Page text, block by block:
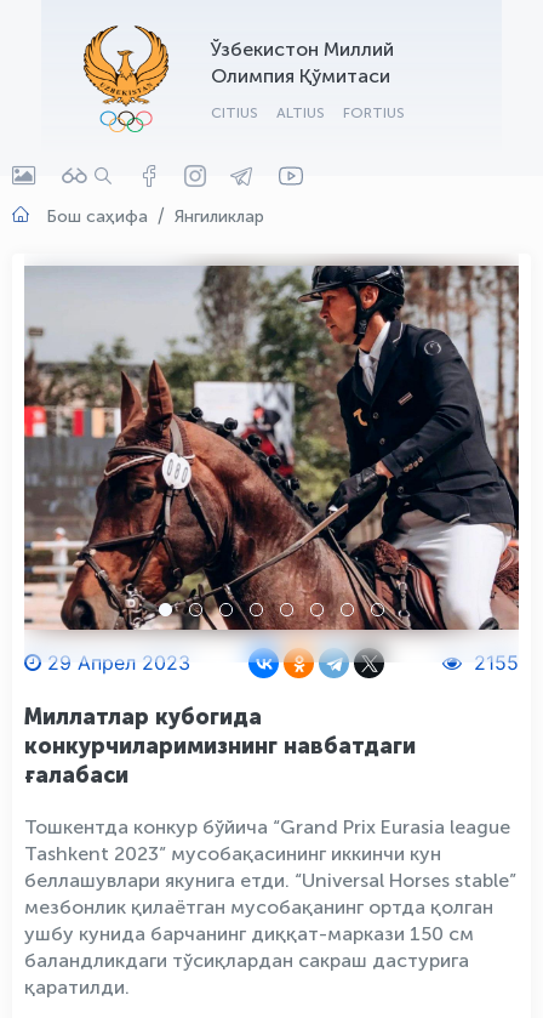
Ўзбекистон Миллий
Олимпия Қўмитаси
CITIUS ALTIUS FORTIUS
Бош саҳифа Янгиликлар
29 Апрел 2023 2155
Миллатлар кубогида
конкурчиларимизнинг навбатдаги
ғалабаси
Тошкентда конкур бўйича “Grand Prix Eurasia league
Tashkent 2023” мусобақасининг иккинчи кун
беллашувлари якунига етди. “Universal Horses stable”
мезбонлик қилаётган мусобақанинг ортда қолган
ушбу кунида барчанинг диққат-маркази 150 см
баландликдаги тўсиқлардан сакраш дастурига
қаратилди.
OLYMPCHIK AI - yordamchi
Онлайн · olympic.uz